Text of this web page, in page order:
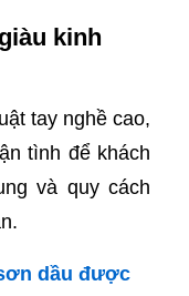
kinh
tay nghề cao,
tình để khách
và quy cách
dầu được